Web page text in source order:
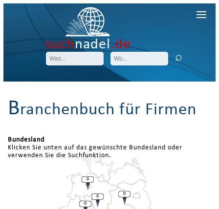
suchnadel.de
Branchenbuch für Firmen
Bundesland
Klicken Sie unten auf das gewünschte Bundesland oder
verwenden Sie die Suchfunktion.
0
0
0
0